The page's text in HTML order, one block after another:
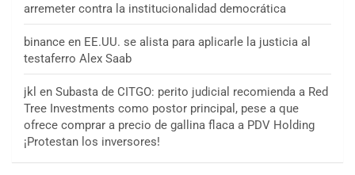
arremeter contra la institucionalidad democrática
binance en EE.UU. se alista para aplicarle la justicia al
testaferro Alex Saab
jkl en Subasta de CITGO: perito judicial recomienda a Red
Tree Investments como postor principal, pese a que
ofrece comprar a precio de gallina flaca a PDV Holding
¡Protestan los inversores!